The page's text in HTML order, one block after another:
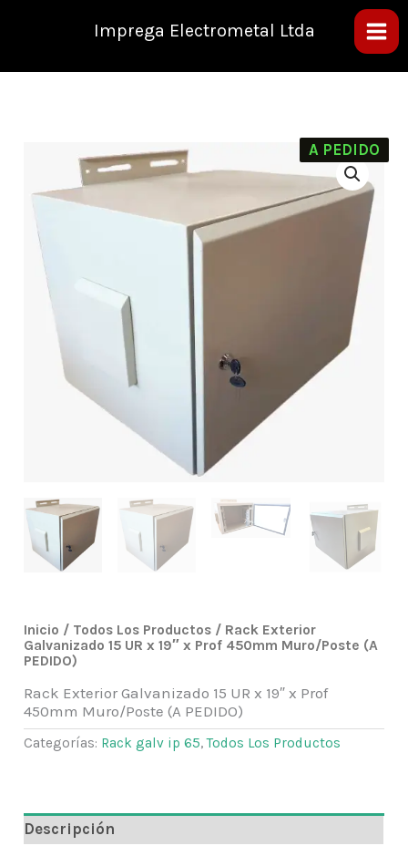
Imprega Electrometal Ltda
A PEDIDO
Inicio / Todos Los Productos / Rack Exterior
Galvanizado 15 UR x 19″ x Prof 450mm Muro/Poste (A
PEDIDO)
Rack Exterior Galvanizado 15 UR x 19″ x Prof
450mm Muro/Poste (A PEDIDO)
Categorías: Rack galv ip 65,Todos Los Productos
Descripción